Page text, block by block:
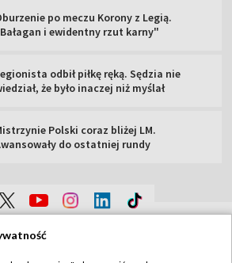
po meczu Korony z Legią.
i ewidentny rzut karny"
odbił piłkę ręką. Sędzia nie
że było inaczej niż myślał
Polski coraz bliżej LM.
do ostatniej rundy